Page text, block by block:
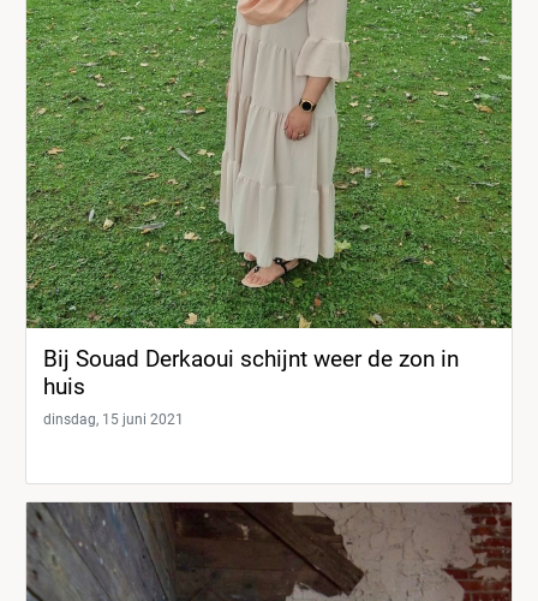
Bij Souad Derkaoui schijnt weer de zon in
huis
dinsdag, 15 juni 2021